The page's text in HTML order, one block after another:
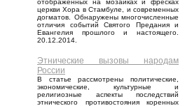
отображенных на мозаиках и фресках
церкви Хора в Стамбуле, и современных
догматов. Обнаружены многочисленные
отличия событий Святого Предания и
Евангелия прошлого и настоящего.
20.12.2014.
Этнические вызовы народам
России
В статье рассмотрены политические,
экономические, культурные и
религиозные аспекты последствий
этнического противостояния коренных